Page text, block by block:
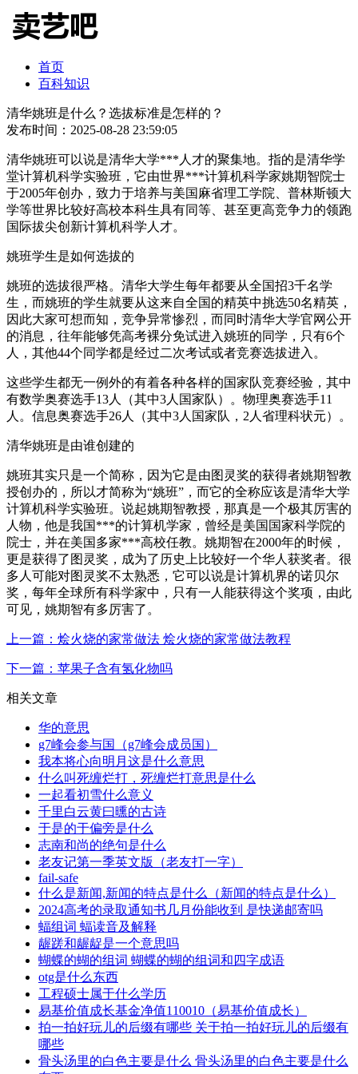
首页
百科知识
清华姚班是什么？选拔标准是怎样的？
发布时间：2025-08-28 23:59:05
清华姚班可以说是清华大学***人才的聚集地。指的是清华学
堂计算机科学实验班，它由世界***计算机科学家姚期智院士
于2005年创办，致力于培养与美国麻省理工学院、普林斯顿大
学等世界比较好高校本科生具有同等、甚至更高竞争力的领跑
国际拔尖创新计算机科学人才。
姚班学生是如何选拔的
姚班的选拔很严格。清华大学生每年都要从全国招3千名学
生，而姚班的学生就要从这来自全国的精英中挑选50名精英，
因此大家可想而知，竞争异常惨烈，而同时清华大学官网公开
的消息，往年能够凭高考裸分免试进入姚班的同学，只有6个
人，其他44个同学都是经过二次考试或者竞赛选拔进入。
这些学生都无一例外的有着各种各样的国家队竞赛经验，其中
有数学奥赛选手13人（其中3人国家队）。物理奥赛选手11
人。信息奥赛选手26人（其中3人国家队，2人省理科状元）。
清华姚班是由谁创建的
姚班其实只是一个简称，因为它是由图灵奖的获得者姚期智教
授创办的，所以才简称为“姚班”，而它的全称应该是清华大学
计算机科学实验班。说起姚期智教授，那真是一个极其厉害的
人物，他是我国***的计算机学家，曾经是美国国家科学院的
院士，并在美国多家***高校任教。姚期智在2000年的时候，
更是获得了图灵奖，成为了历史上比较好一个华人获奖者。很
多人可能对图灵奖不太熟悉，它可以说是计算机界的诺贝尔
奖，每年全球所有科学家中，只有一人能获得这个奖项，由此
可见，姚期智有多厉害了。
上一篇：烩火烧的家常做法 烩火烧的家常做法教程
下一篇：苹果子含有氢化物吗
相关文章
华的意思
g7峰会参与国（g7峰会成员国）
我本将心向明月这是什么意思
什么叫死缠烂打，死缠烂打意思是什么
一起看初雪什么意义
千里白云黄曰曛的古诗
于是的于偏旁是什么
志南和尚的绝句是什么
老友记第一季英文版（老友打一字）
fail-safe
什么是新闻,新闻的特点是什么（新闻的特点是什么）
2024高考的录取通知书几月份能收到 是快递邮寄吗
蝠组词 蝠读音及解释
龌蹉和龌龊是一个意思吗
蝴蝶的蝴的组词 蝴蝶的蝴的组词和四字成语
otg是什么东西
工程硕士属于什么学历
易基价值成长基金净值110010（易基价值成长）
拍一拍好玩儿的后缀有哪些 关于拍一拍好玩儿的后缀有
哪些
骨头汤里的白色主要是什么 骨头汤里的白色主要是什么